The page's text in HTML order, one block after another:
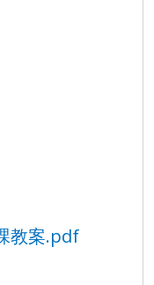
教案.pdf